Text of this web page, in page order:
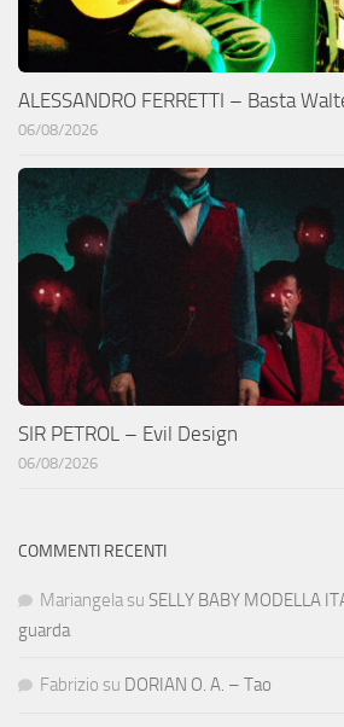
ALESSANDRO FERRETTI – Basta
06/08/2026
SIR PETROL – Evil Design
06/08/2026
COMMENTI RECENTI
Mariangela su SELLY BABY MODELLA
guarda
Fabrizio su DORIAN O. A. – Tao